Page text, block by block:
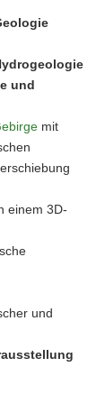
und
mit
einem 3D-
und